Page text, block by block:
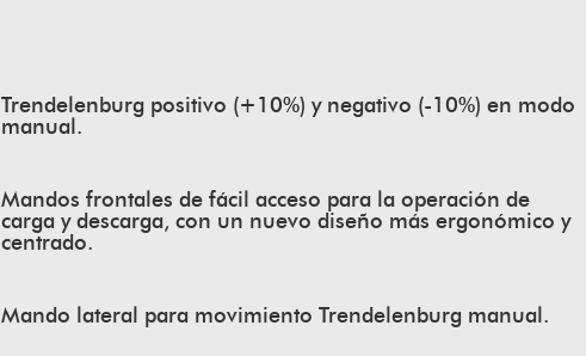
Trendelenburg positivo (+10%) y negativo (-10%) en modo
manual.
Mandos frontales de fácil acceso para la operación de
carga y descarga, con un nuevo diseño más ergonómico y
centrado.
Mando lateral para movimiento Trendelenburg manual.